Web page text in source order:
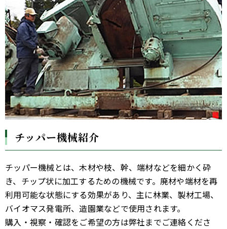
チッパー機械紹介
チッパー機械とは、木材や枝、幹、端材などを細かく砕
き、チップ状に加工するための機械です。廃材や端材を再
利用可能な状態にする効果があり、主に林業、製材工場、
バイオマス発電所、造園業などで使用されます。
購入・視察・確認をご希望の方は弊社までご連絡くださ